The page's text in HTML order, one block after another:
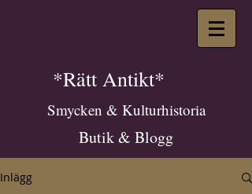
*Rätt Antikt*
Smycken & Kulturhistoria
Butik & Blogg
Inlägg